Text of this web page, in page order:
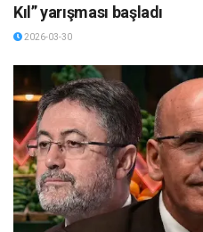
Kıl” yarışması başladı
2026-03-30